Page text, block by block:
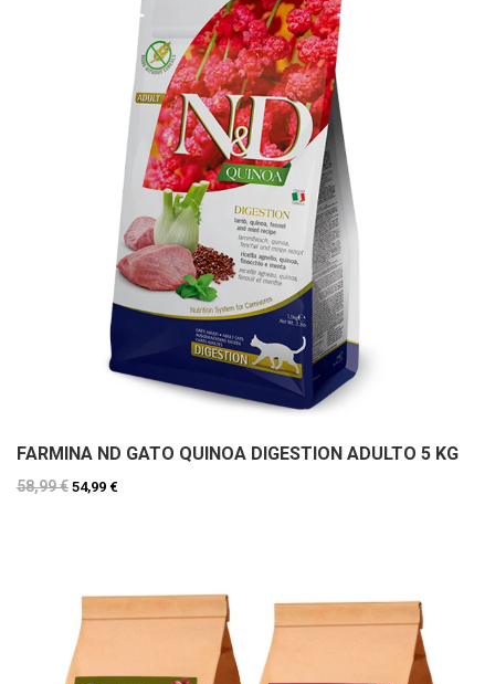
FARMINA ND GATO QUINOA DIGESTION ADULTO 5 KG
58,99 € 54,99 €